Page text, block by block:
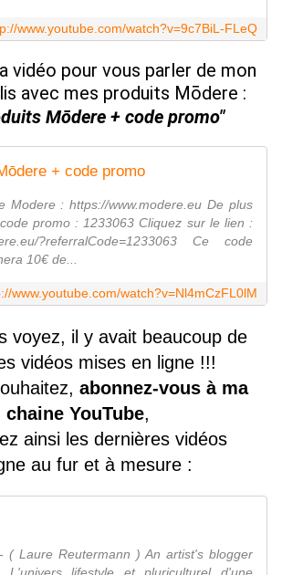
www.youtube.com/watch?v=9c7BiL-FLeQ
vidéo pour vous parler de mon
avec mes produits Mōdere :
Mōdere + code promo"
+ code promo
Modere : https://www.modere.eu De plus
promo : 1233063 Cliquez sur le lien :
?referralCode=1233063 Ce code
10€ de...
www.youtube.com/watch?v=Nl4mCzFL0lM
voyez, il y avait beaucoup de
vidéos mises en ligne !!!
abonnez-vous à ma
chaine YouTube,
ainsi les dernières vidéos
au fur et à mesure :
( Laure Reutermann ) An artist's blogger